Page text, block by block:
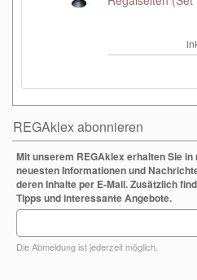
REGAklex abonnieren
Mit unserem REGAklex erhalten Sie
neuesten Informationen und
deren Inhalte per E-Mail. Zusätzlich
Tipps und interessante Angebote.
Die Abmeldung ist jederzeit möglich.